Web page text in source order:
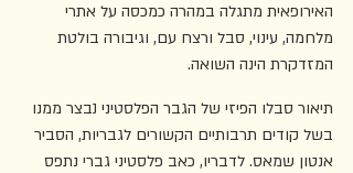
האירופאית מתגלה במהרה כמכסה על אתרי
מלחמה, עינוי, סבל ורצח עם, וגיבורה בולטת
המזדקרת הינה השואה.
תיאור סבלו הפיזי של הגבר הפלסטיני נבצר ממנו
בשל קודים תרבותיים הקשורים לגבריות, הסביר
אנטון שמאס. לדבריו, כאב פלסטיני גברי נתפס